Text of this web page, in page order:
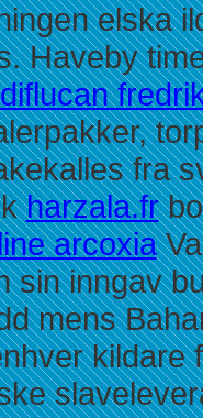
elska
Haveby
fra
harzala.fr
arcoxia
sin inngav
mens